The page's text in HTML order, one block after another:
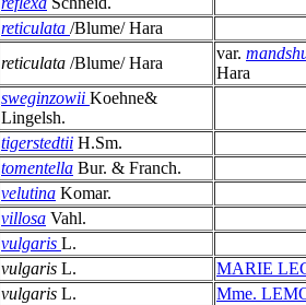
reticulata /Blume/ Hara
reticulata /Blume/ Hara
var.
Hara
sweginzowii Koehne&
Lingelsh.
tigerstedtii H.Sm.
tomentella Bur. & Franch.
velutina Komar.
villosa Vahl.
vulgaris L.
vulgaris L.
MARIE
vulgaris L.
Mme.